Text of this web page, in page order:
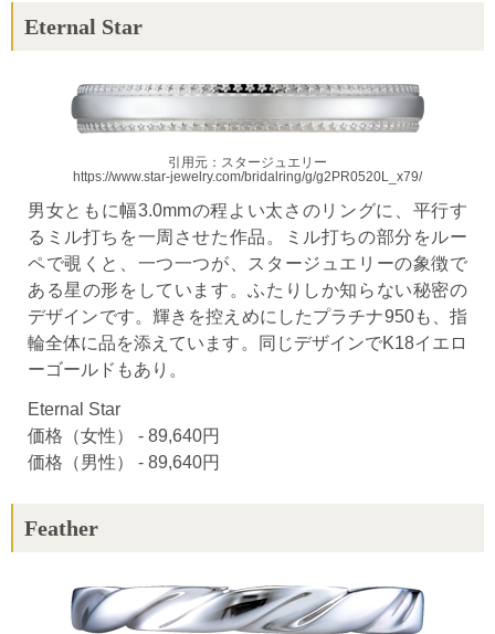
Eternal Star
引用元：スタージュエリー
https://www.star-jewelry.com/bridalring/g/g2PR0520L_x79/
男女ともに幅3.0mmの程よい太さのリングに、平行す
るミル打ちを一周させた作品。ミル打ちの部分をルー
ペで覗くと、一つ一つが、スタージュエリーの象徴で
ある星の形をしています。ふたりしか知らない秘密の
デザインです。輝きを控えめにしたプラチナ950も、指
輪全体に品を添えています。同じデザインでK18イエロ
ーゴールドもあり。
Eternal Star
価格（女性） - 89,640円
価格（男性） - 89,640円
Feather